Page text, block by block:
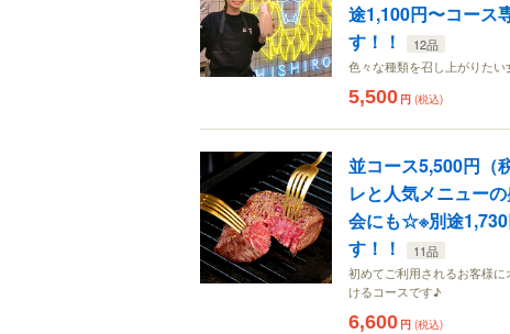
途1,100円〜コース
す！！
12品
色々な種類を召し上がりたい
5,500 円 (税込)
並コース5,500円（
レと人気メニュー
会にも☆※別途1,730
す！！
11品
初めてご利用されるお客様
けるコースです♪
6,600 円 (税込)